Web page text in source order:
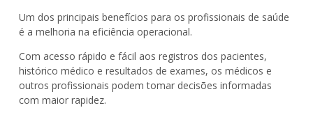
Um dos principais benefícios para os profissionais de saúde
é a melhoria na eficiência operacional.
Com acesso rápido e fácil aos registros dos pacientes,
histórico médico e resultados de exames, os médicos e
outros profissionais podem tomar decisões informadas
com maior rapidez.